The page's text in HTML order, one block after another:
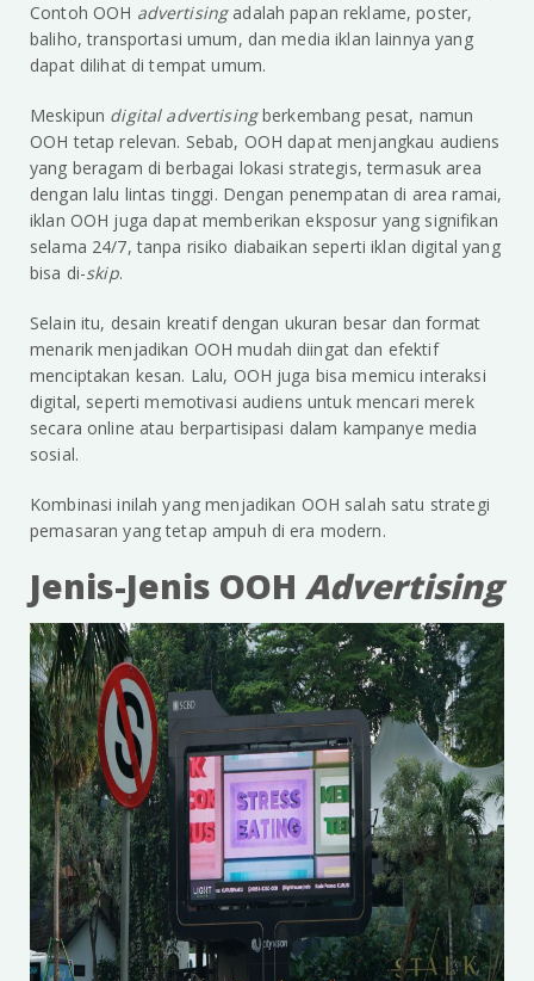
Contoh OOH advertisingadalah papan reklame, poster,
baliho, transportasi umum, dan media iklan lainnya yang
dapat dilihat di tempat umum.
Meskipun digital advertisingberkembang pesat, namun
OOH tetap relevan. Sebab, OOH dapat menjangkau audiens
yang beragam di berbagai lokasi strategis, termasuk area
dengan lalu lintas tinggi. Dengan penempatan di area ramai,
iklan OOH juga dapat memberikan eksposur yang signifikan
selama 24/7, tanpa risiko diabaikan seperti iklan digital yang
bisa di-skip.
Selain itu, desain kreatif dengan ukuran besar dan format
menarik menjadikan OOH mudah diingat dan efektif
menciptakan kesan. Lalu, OOH juga bisa memicu interaksi
digital, seperti memotivasi audiens untuk mencari merek
secara online atau berpartisipasi dalam kampanye media
sosial.
Kombinasi inilah yang menjadikan OOH salah satu strategi
pemasaran yang tetap ampuh di era modern.
Jenis-Jenis OOH Advertising